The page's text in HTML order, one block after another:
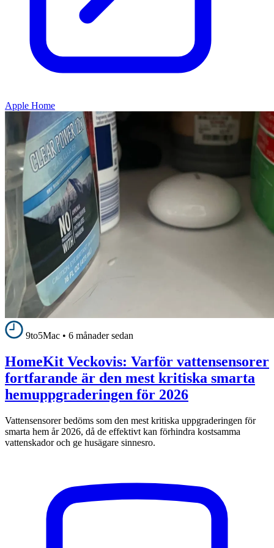
Apple Home
9to5Mac • 6 månader sedan
HomeKit Veckovis: Varför vattensensorer
fortfarande är den mest kritiska smarta
hemuppgraderingen för 2026
Vattensensorer bedöms som den mest kritiska uppgraderingen för
smarta hem år 2026, då de effektivt kan förhindra kostsamma
vattenskador och ge husägare sinnesro.